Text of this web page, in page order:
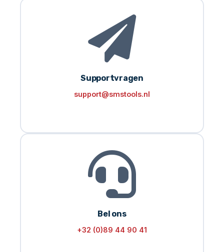
Supportvragen
support@smstools.nl
Bel ons
+32 (0)89 44 90 41